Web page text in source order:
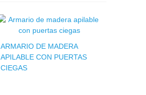
ARMARIO DE MADERA
APILABLE CON PUERTAS
CIEGAS